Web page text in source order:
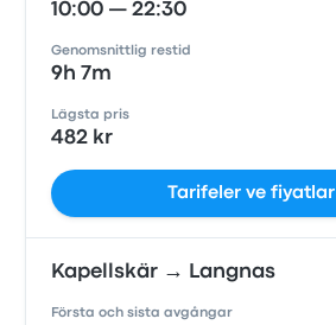
10:00 — 22:30
Genomsnittlig restid
9h 7m
Lägsta pris
482 kr
Tarifeler ve fiyatlar
Kapellskär → Langnas
Första och sista avgångar